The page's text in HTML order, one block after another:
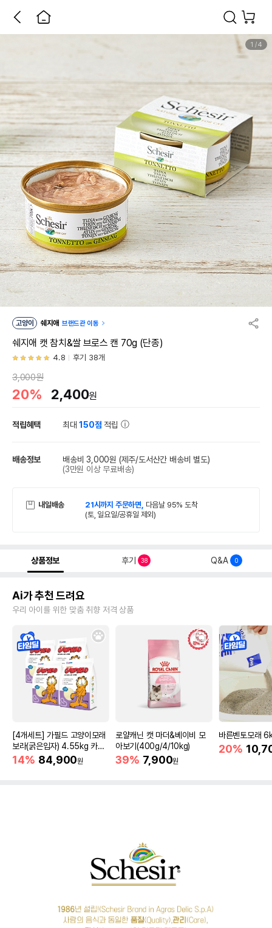
1 /4
고양이 쉐지애 브랜드관 이동
쉐지애 캣 참치&쌀 브로스 캔 70g (단종)
4.8 후기 38개
3,000원
20% 2,400원
적립혜택 최대150점 적립
배송정보 배송비 3,000원 (제주/도서산간 배송비 별도)
(3만원 이상 무료배송)
내일배송 21시까지 주문하면, 다음날 95% 도착
(토, 일요일/공휴일 제외)
상품정보 후기 38 Q&A 0
Ai가 추천 드려요
우리 아이를 위한 맞춤 취향 저격 상품
[4개세트] 가필드 고양이모래
보라(굵은입자) 4.55kg 카사
바모래
14% 84,900원
로얄캐닌 캣 마더&베이비 모
아보기(400g/4/10kg)
39% 7,900원
바른벤토모래
20%